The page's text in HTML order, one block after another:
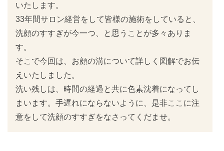
いたします。
33年間サロン経営をして皆様の施術をしていると、
洗顔のすすぎが今一つ、と思うことが多々ありま
す。
そこで今回は、お顔の溝について詳しく図解でお伝
えいたしました。
洗い残しは、時間の経過と共に色素沈着になってし
まいます。手遅れにならないように、是非ここに注
意をして洗顔のすすぎをなさってくだませ。